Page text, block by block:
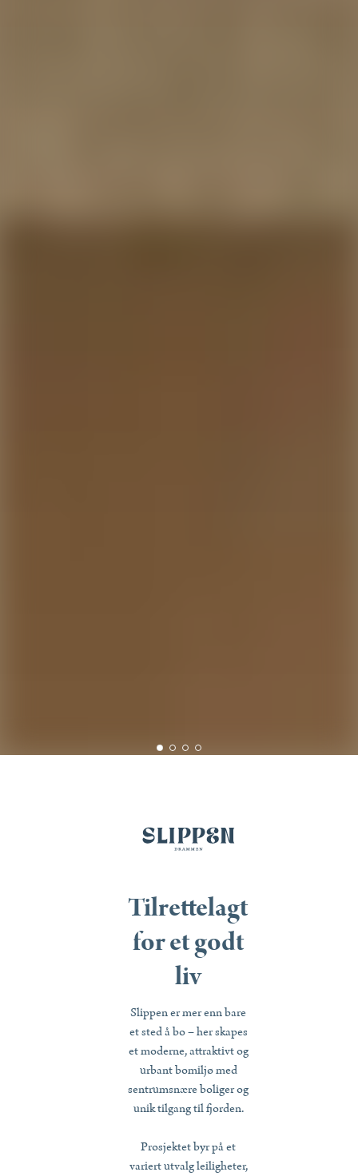
0 1 2 3
Tilrettelagt
for et godt
liv
Slippen er mer enn bare
et sted å bo – her skapes
et moderne, attraktivt og
urbant bomiljø med
sentrumsnære boliger og
unik tilgang til fjorden.
Prosjektet byr på et
variert utvalg leiligheter,